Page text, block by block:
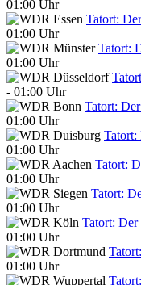
01:00 Uhr
Tatort:
01:00 Uhr
Tatort:
01:00 Uhr
- 01:00 Uhr
Tatort:
01:00 Uhr
Tatort:
01:00 Uhr
Tatort:
01:00 Uhr
Tatort:
01:00 Uhr
Tatort: Der
01:00 Uhr
01:00 Uhr